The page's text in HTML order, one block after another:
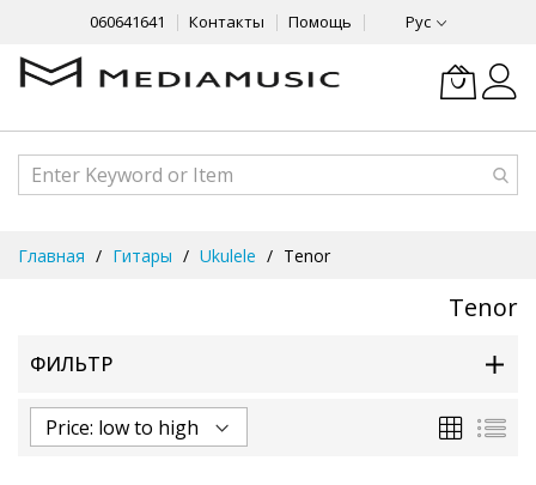
060641641 Контакты Помощь Рус
Главная Гитары Ukulele Tenor
Tenor
ФИЛЬТР
Сетка